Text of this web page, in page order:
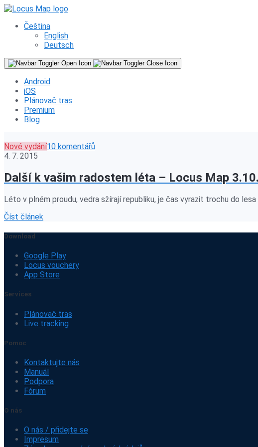
Čeština
English
Deutsch
Android
iOS
Plánovač tras
Premium
Blog
Nové vydání10 komentářů
4. 7. 2015
Další k vašim radostem léta – Locus Map
Léto v plném proudu, vedra sžírají republiku, je čas vyrazit trochu do
Číst článek
Download
Google Play
Locus vouchery
App Store
Services
Plánovač tras
Live tracking
Pomoc
Kontaktujte nás
Manuál
Podpora
Fórum
O nás
O nás / přidejte se
Impresum